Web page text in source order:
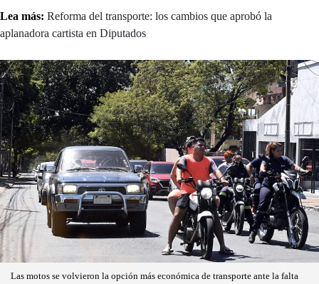
Lea más: Reforma del transporte: los cambios que aprobó la
aplanadora cartista en Diputados
Las motos se volvieron la opción más económica de transporte ante la falta